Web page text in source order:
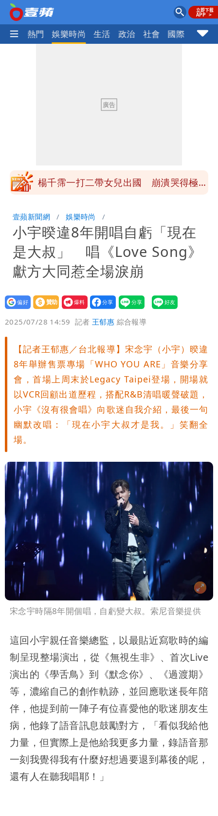
焦點 熱門 娛樂時尚 生活 政治 社會 國際 財經
醫學教授林慶順意外離世 女兒沉痛證實
親節吃牛排、海鮮
楊千霈一打二帶女兒出國 崩潰哭得極狼
黃線停車
白海豚今防豪雨、38度高溫！雙眼牆致
「海豚跳」
名醫「掛蔣萬安布條」被出征！他大笑：
每天看診到半夜
慈濟爆世紀大騙局 AIT發文高級酸！他
笑：真的很會
白海豚大亂！航空66架次取消、船班39
航次停航
姜厚任不信嫩女友「辣手摧花」 創演藝
工會最遺憾1事
白海豚勾到「台灣陸地」了！雙眼牆旋
繞 路徑擺盪
特斯拉衝夜市…猛撞12車！民眾嚇「賓士
救好幾條人命」
他揭日本捐AZ疫苗秘辛「專為台生
產」：終還陳時中清白
白海豚「大轉彎」機率非常小！明強度有
壹蘋新聞網 娛樂時尚
小宇暌違8年開唱自虧「現在
是大叔」 唱《Love Song》
獻方大同惹全場淚崩
設為
贊助
我要
爆料
2025/07/28 14:59 記者王郁惠 綜合報導
【記者王郁惠／台北報導】宋念宇（小宇）暌違
8年舉辦售票專場「WHO YOU ARE」音樂分享
會，首場上周末於Legacy Taipei登場，開場就
以VCR回顧出道歷程，搭配R&B清唱暖聲破題，
小宇《沒有很會唱》向歌迷自我介紹，最後一句
幽默改唱：「現在小宇大叔才是我。」笑翻全
場。
宋念宇時隔8年開個唱，自虧變大叔。索尼音樂提供
這回小宇親任音樂總監，以最貼近寫歌時的編
制呈現整場演出，從《無視生非》、首次Live
演出的《學舌鳥》到《默念你》、《過渡期》
等，濃縮自己的創作軌跡，並回應歌迷長年陪
伴，他提到前一陣子有位喜愛他的歌迷朋友生
病，他錄了語音訊息鼓勵對方，「看似我給他
力量，但實際上是他給我更多力量，錄語音那
一刻我覺得我有什麼好想過要退到幕後的呢，
還有人在聽我唱耶！」